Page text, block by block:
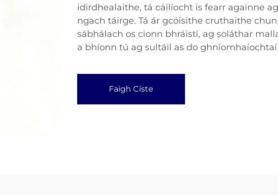
idirdhealaithe, tá cáilíocht is fearr againne
ngach táirge. Tá ár gcóisithe cruthaithe
sábhálach os cionn bhráistí, ag soláthar
a bhíonn tú ag sultáil as do
Faigh Císte